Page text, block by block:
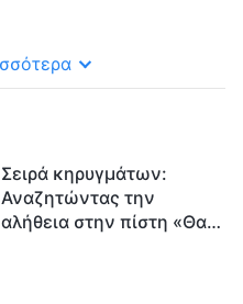
Σειρά κηρυγμάτων:
Αναζητώντας την
αλήθεια στην πίστη «Θα